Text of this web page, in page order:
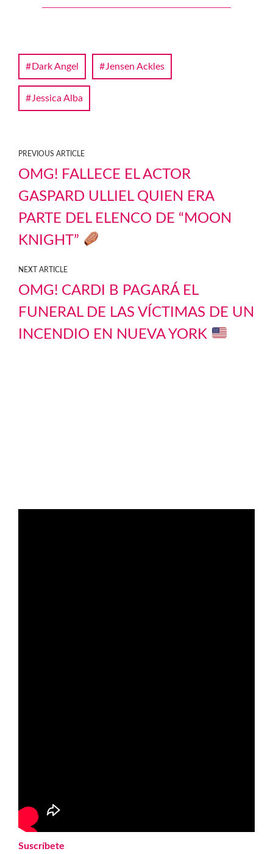
Dark Angel Jensen Ackles
Jessica Alba
PREVIOUS ARTICLE
OMG! FALLECE EL ACTOR
GASPARD ULLIEL QUIEN ERA
PARTE DEL ELENCO DE “MOON
KNIGHT”
NEXT ARTICLE
OMG! CARDI B PAGARÁ EL
FUNERAL DE LAS VÍCTIMAS DE UN
INCENDIO EN NUEVA YORK
Suscríbete